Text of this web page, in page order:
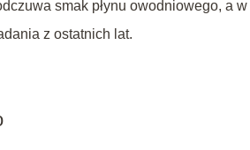
smak płynu owodniowego, a
z ostatnich lat.